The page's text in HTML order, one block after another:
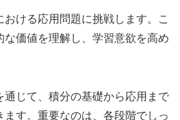
ける応用問題に挑戦します。こ
な価値を理解し、学習意欲を高め
通じて、積分の基礎から応用まで
す。重要なのは、各段階でしっ